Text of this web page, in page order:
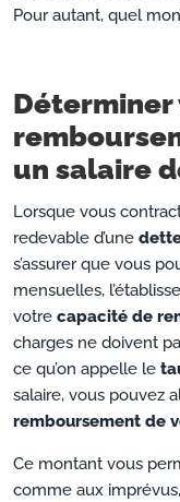
Pour autant, quel
un salaire
Lorsque vous
redevable d’une
s’assurer que vous
mensuelles,
votre capacité de
charges ne doivent
ce qu’on appelle le
salaire, vous pouvez
remboursement de
Ce montant vous
comme aux